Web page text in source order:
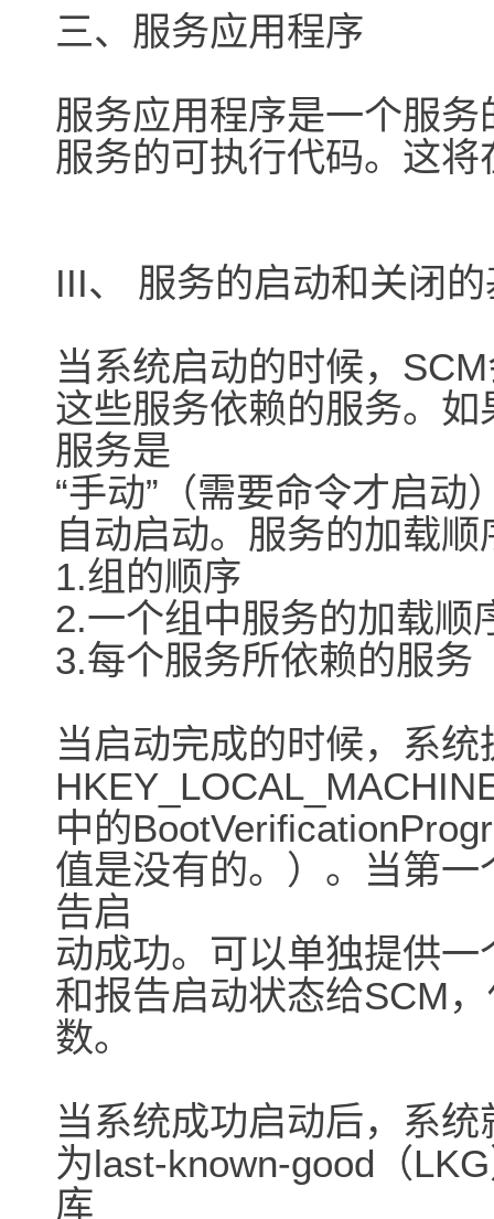
三、服务应用程序
服务应用程序是一个服
服务的可执行代码。这
III、 服务的启动和关闭
当系统启动的时候，
这些服务依赖的服务。
服务是
“手动”（需要命令才启
自动启动。服务的加载
1.组的顺序
2.一个组中服务的加载顺
3.每个服务所依赖的服务
当启动完成的时候，系
中的
值是没有的。）。当第
告启
动成功。可以单独提供
和报告启动状态给SCM
数。
当系统成功启动后，系
为last-known-good（
库